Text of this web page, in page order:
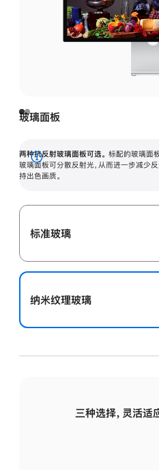
玻璃面板
两种抗反射玻璃面板可选。 标配的玻璃面
玻璃面板可分散反射光，从而进一步减少
持出色画质。
展
开
标准玻璃
纳米纹理玻璃
三种选择，灵活适